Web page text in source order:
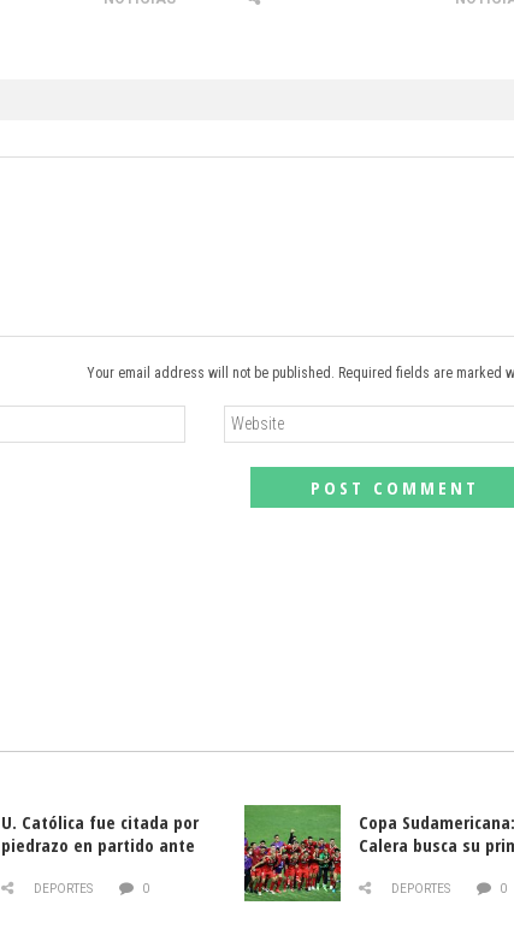
Your email address will not be published. Required fields are marked
U. Católica fue citada por
piedrazo en partido ante
DEPORTES 0
Copa
Calera busca su
DEPORTES 0